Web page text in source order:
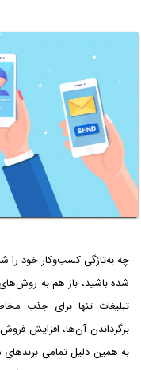
چه به‌تازگی کسب‌و‌کار خود را
شده باشید، باز هم به
تبلیغات تنها برای جذب
برگرداندن آن‌ها، افزایش
به همین دلیل تمامی برند‌های